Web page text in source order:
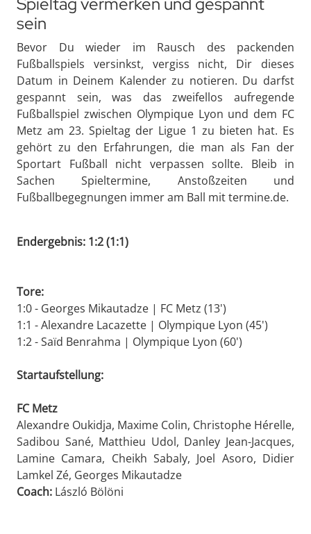
sein
Bevor Du wieder im Rausch des packenden
Fußballspiels versinkst, vergiss nicht, Dir dieses
Datum in Deinem Kalender zu notieren. Du darfst
gespannt sein, was das zweifellos aufregende
Fußballspiel zwischen Olympique Lyon und dem FC
Metz am 23. Spieltag der Ligue 1 zu bieten hat. Es
gehört zu den Erfahrungen, die man als Fan der
Sportart Fußball nicht verpassen sollte. Bleib in
Sachen Spieltermine, Anstoßzeiten und
Fußballbegegnungen immer am Ball mit termine.de.
Endergebnis: 1:2 (1:1)
Tore:
1:0 - Georges Mikautadze | FC Metz (13')
1:1 - Alexandre Lacazette | Olympique Lyon (45')
1:2 - Saïd Benrahma | Olympique Lyon (60')
Startaufstellung:
FC Metz
Alexandre Oukidja, Maxime Colin, Christophe Hérelle,
Sadibou Sané, Matthieu Udol, Danley Jean-Jacques,
Lamine Camara, Cheikh Sabaly, Joel Asoro, Didier
Lamkel Zé, Georges Mikautadze
Coach: László Bölöni